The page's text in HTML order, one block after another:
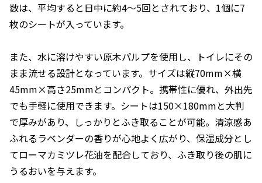
数は、平均すると日中に約4～5回とされており、1個に7
枚のシートが入っています。
また、水に溶けやすい原木パルプを使用し、トイレにその
まま流せる設計となっています。サイズは縦70mm×横
45mm×高さ25mmとコンパクト。携帯性に優れ、外出先
でも手軽に使用できます。シートは150×180mmと大判
で厚みがあり、しっかりとふき取ることが可能。清涼感あ
ふれるラベンダーの香りが心地よく広がり、保湿成分とし
てローマカミツレ花油を配合しており、ふき取り後の肌に
うるおいを与えます。